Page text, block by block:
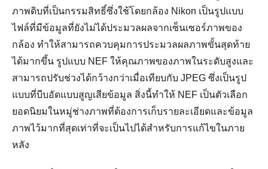
ภาพดิบที่เป็นกรรมสิทธิ์ซึ่งใช้โดยกล้อง Nikon เป็นรูปแบบ
ไฟล์ที่มีข้อมูลที่ยังไม่ได้ประมวลผลจากเซ็นเซอร์ภาพของ
กล้อง ทำให้สามารถควบคุมการประมวลผลภาพขั้นสุดท้าย
ได้มากขึ้น รูปแบบ NEF ให้คุณภาพของภาพในระดับสูงและ
สามารถปรับช่วงได้กว้างกว่าเมื่อเทียบกับ JPEG ซึ่งเป็นรูป
แบบที่บีบอัดแบบสูญเสียข้อมูล สิ่งนี้ทำให้ NEF เป็นตัวเลือก
ยอดนิยมในหมู่ช่างภาพที่ต้องการเก็บรายละเอียดและข้อมูล
ภาพไว้มากที่สุดเท่าที่จะเป็นไปได้สำหรับการแก้ไขในภาย
หลัง